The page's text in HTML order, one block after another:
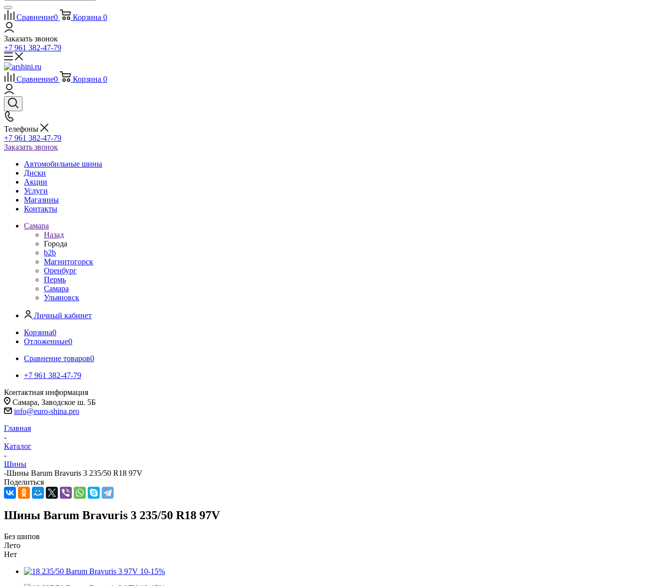
Сравнение0 Корзина 0
Заказать звонок
+7 961 382-47-79
Сравнение0 Корзина 0
Телефоны
+7 961 382-47-79
Заказать звонок
Автомобильные шины
Диски
Акции
Услуги
Магазины
Контакты
Самара
Назад
Города
b2b
Магнитогорск
Оренбург
Пермь
Самара
Ульяновск
Личный кабинет
Корзина0
Отложенные0
Сравнение товаров0
+7 961 382-47-79
Контактная информация
Самара, Заводское ш. 5Б
info@euro-shina.pro
Главная
-
Каталог
-
Шины
-Шины Barum Bravuris 3 235/50 R18 97V
Поделиться
Шины Barum Bravuris 3 235/50 R18 97V
Без шипов
Лето
Нет